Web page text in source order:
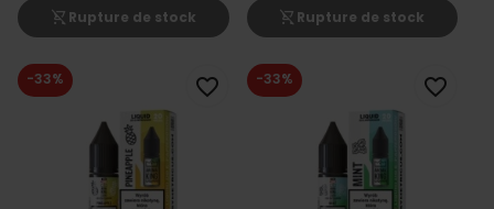
shopping_cart_off Rupture de stock shopping_cart_off Rupture de stock
-33% favorite_border -33% favorite_border